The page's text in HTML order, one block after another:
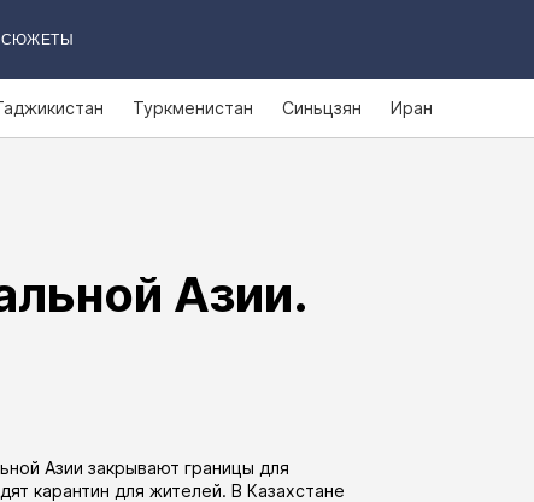
СЮЖЕТЫ
Туркменистан Синьцзян Иран
Азии.
Азии закрывают границы для
карантин для жителей. В Казахстане